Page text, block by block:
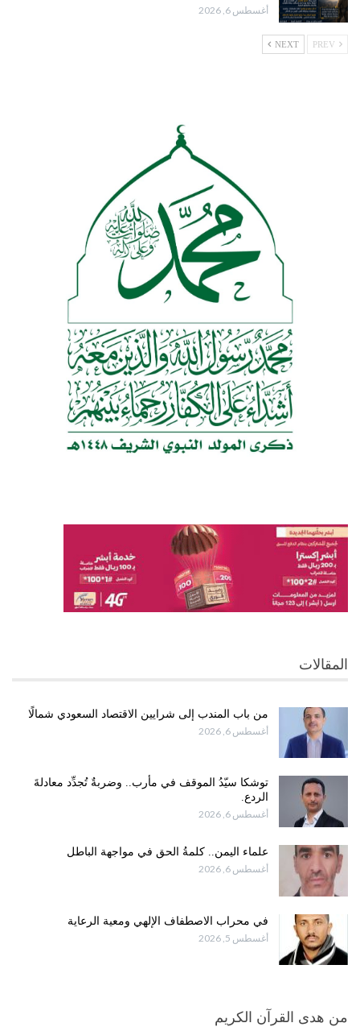
أغسطس 6, 2026
NEXT
المقالات
من باب المندب إلى شرايين الاقتصاد السعودي شمالًا
أغسطس 6, 2026
توشكا سيّدُ الموقف في مأرب.. وضربةٌ تُجدِّد معادلةَ
الردع.
أغسطس 6, 2026
علماء اليمن.. كلمةُ الحق في مواجهة الباطل
أغسطس 6, 2026
في محراب الاصطفاف الإلهي ومعية الرعاية
أغسطس 5, 2026
من هدى القرآن الكريم